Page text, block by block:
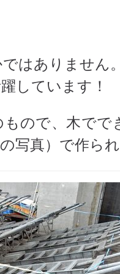
はありません。
しています！
ので、木でで
写真）で作られ